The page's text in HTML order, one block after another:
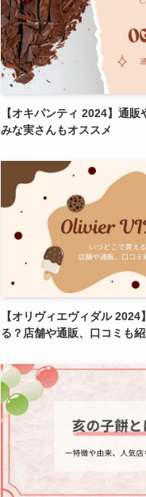
【オキパンティ 2024】通
みな実さんもオススメ
【オリヴィエヴィダル 2024
る？店舗や通販、口コミも紹